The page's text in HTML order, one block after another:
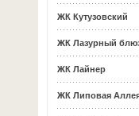
ЖК Кутузовский
ЖК Лазурный
ЖК Лайнер
ЖК Липовая